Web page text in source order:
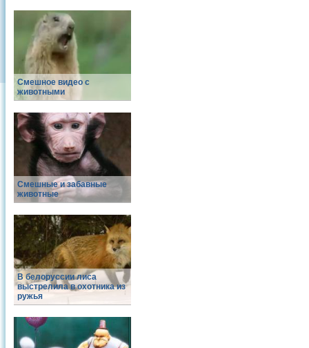
Смешное видео с
животными
Смешные и забавные
животные
В белоруссии лиса
выстрелила в охотника из
ружья